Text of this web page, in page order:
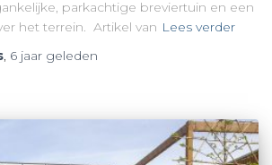
parkachtige breviertuin en een
het terrein. Artikel van Lees verder
, 6 jaar geleden